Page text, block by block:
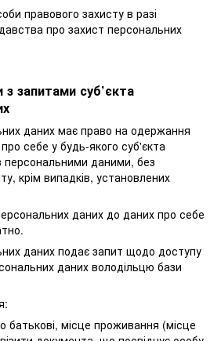
правового захисту в разі
про захист персональних
запитами суб’єкта
даних має право на одержання
себе у будь-якого суб'єкта
персональними даними, без
крім випадків, установлених
даних до даних про себе
даних подає запит щодо доступу
даних володільцю бази
батькові, місце проживання (місце